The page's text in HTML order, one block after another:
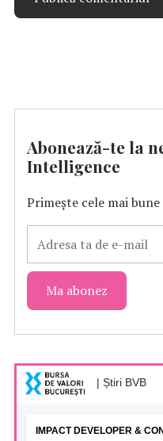
Abonează-te la
Intelligence
Primește cele mai
| Știri BVB
IMPACT DEVELOPER &